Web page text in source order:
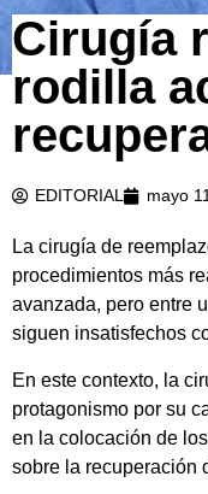
Cirugía
rodilla
EDITORIAL mayo
La cirugía de
procedimientos más
avanzada, pero entre
siguen insatisfechos
En este contexto, la
protagonismo por su
en la colocación de
sobre la recuperación